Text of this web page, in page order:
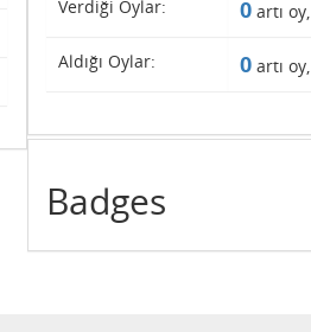
Verdiği Oylar: 0artı oy,
Aldığı Oylar: 0artı oy,
Badges